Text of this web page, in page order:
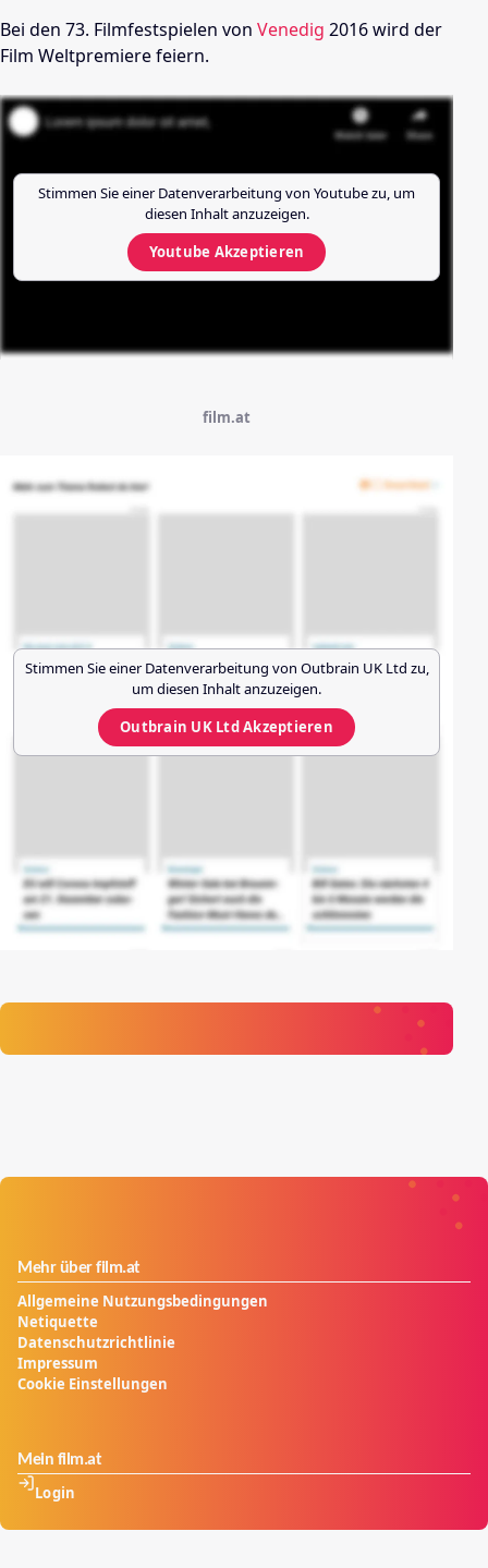
Bei den 73. Filmfestspielen von Venedig 2016 wird der
Film Weltpremiere feiern.
Stimmen Sie einer Datenverarbeitung von Youtubezu, um
diesen Inhalt anzuzeigen.
Youtube Akzeptieren
film.at
Stimmen Sie einer Datenverarbeitung von Outbrain UK Ltd zu,
um diesen Inhalt anzuzeigen.
Outbrain UK Ltd Akzeptieren
Mehr über film.at
Allgemeine Nutzungsbedingungen
Netiquette
Datenschutzrichtlinie
Impressum
Cookie Einstellungen
Mein film.at
Login